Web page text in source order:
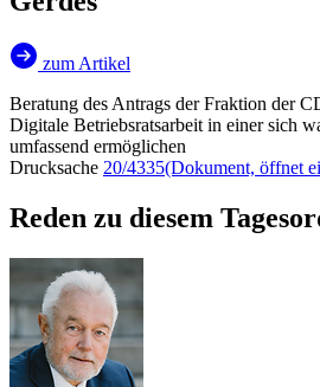
zum Artikel
Beratung des Antrags der Fraktion der
Digitale Betriebsratsarbeit in einer sich
umfassend ermöglichen
Drucksache 20/4335(Dokument, öffnet
Reden zu diesem